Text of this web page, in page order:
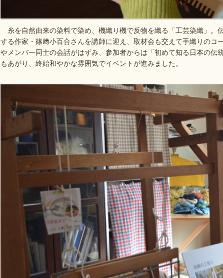
糸を自然由来の染料で染め、機織り機で反物を織る「工芸染織」。
する作家・篠﨑小百合さんを講師に迎え、取材会も交えて手織りのコ
やメンバー同士の会話がはずみ、参加者からは「初めて知る日本の伝
もあがり、終始和やかな雰囲気でイベントが進みました。